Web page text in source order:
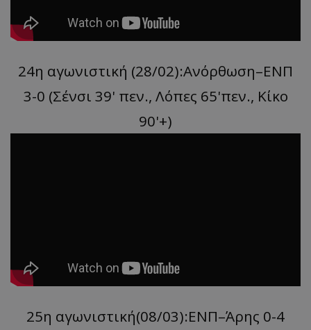
24η αγωνιστική (28/02):Ανόρθωση–ΕΝΠ
3-0 (Σένσι 39' πεν., Λόπες 65'πεν., Κίκο
90'+)
25η αγωνιστική(08/03):ΕΝΠ–Άρης 0-4